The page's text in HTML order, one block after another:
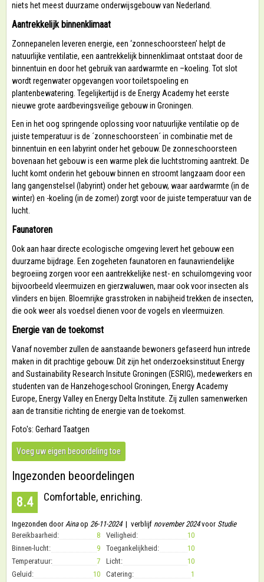
niets het meest duurzame onderwijsgebouw van Nederland.
Aantrekkelijk binnenklimaat
Zonnepanelen leveren energie, een ‘zonneschoorsteen’ helpt de
natuurlijke ventilatie, een aantrekkelijk binnenklimaat ontstaat door de
binnentuin en door het gebruik van aardwarmte en –koeling. Tot slot
wordt regenwater opgevangen voor toiletspoeling en
plantenbewatering. Tegelijkertijd is de Energy Academy het eerste
nieuwe grote aardbevingsveilige gebouw in Groningen.
Een in het oog springende oplossing voor natuurlijke ventilatie op de
juiste temperatuur is de ´zonneschoorsteen´ in combinatie met de
binnentuin en een labyrint onder het gebouw. De zonneschoorsteen
bovenaan het gebouw is een warme plek die luchtstroming aantrekt. De
lucht komt onderin het gebouw binnen en stroomt langzaam door een
lang gangenstelsel (labyrint) onder het gebouw, waar aardwarmte (in de
winter) en -koeling (in de zomer) zorgt voor de juiste temperatuur van de
lucht.
Faunatoren
Ook aan haar directe ecologische omgeving levert het gebouw een
duurzame bijdrage. Een zogeheten faunatoren en faunavriendelijke
begroeiing zorgen voor een aantrekkelijke nest- en schuilomgeving voor
bijvoorbeeld vleermuizen en gierzwaluwen, maar ook voor insecten als
vlinders en bijen. Bloemrijke grasstroken in nabijheid trekken de insecten,
die ook weer als voedsel dienen voor de vogels en vleermuizen.
Energie van de toekomst
Vanaf november zullen de aanstaande bewoners gefaseerd hun intrede
maken in dit prachtige gebouw. Dit zijn het onderzoeksinstituut Energy
and Sustainability Research Insitute Groningen (ESRIG), medewerkers en
studenten van de Hanzehogeschool Groningen, Energy Academy
Europe, Energy Valley en Energy Delta Institute. Zij zullen samenwerken
aan de transitie richting de energie van de toekomst.
Foto's: Gerhard Taatgen
Voeg uw eigen beoordeling toe
Ingezonden beoordelingen
8.4 Comfortable, enriching.
Ingezonden door Ainaop 26-11-2024| verblijf november 2024voor Studie
Bereikbaarheid:
8 Veiligheid:
10
Binnen-lucht:
9 Toegankelijkheid:
10
Temperatuur:
7 Licht:
10
Geluid:
10 Catering:
1